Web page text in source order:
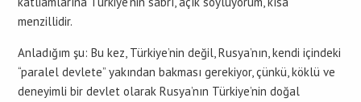
menzillidir.
Anladığım şu: Bu kez, Türkiye’nin değil, Rusya’nın, kendi içindeki
“paralel devlete” yakından bakması gerekiyor, çünkü, köklü ve
deneyimli bir devlet olarak Rusya’nın Türkiye’nin doğal